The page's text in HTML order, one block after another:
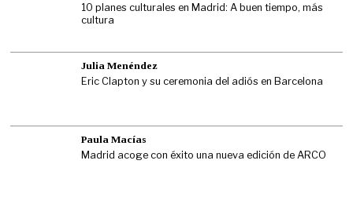
10 planes culturales en Madrid: A buen tiempo, más
cultura
Julia Menéndez
Eric Clapton y su ceremonia del adiós en Barcelona
Paula Macías
Madrid acoge con éxito una nueva edición de ARCO